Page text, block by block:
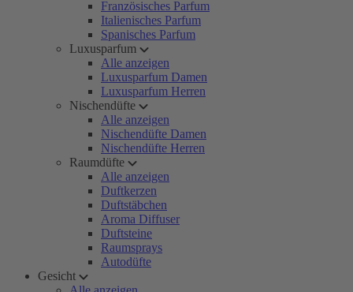
Französisches Parfum
Italienisches Parfum
Spanisches Parfum
Luxusparfum
Alle anzeigen
Luxusparfum Damen
Luxusparfum Herren
Nischendüfte
Alle anzeigen
Nischendüfte Damen
Nischendüfte Herren
Raumdüfte
Alle anzeigen
Duftkerzen
Duftstäbchen
Aroma Diffuser
Duftsteine
Raumsprays
Autodüfte
Gesicht